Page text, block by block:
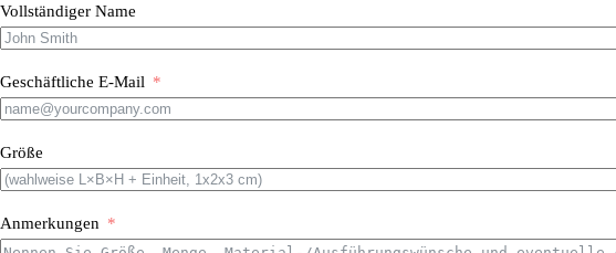
Vollständiger Name
Geschäftliche E-Mail
Größe
Anmerkungen